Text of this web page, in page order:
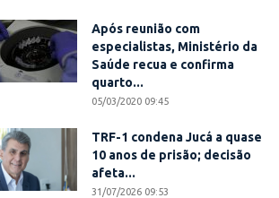
Após reunião com
especialistas, Ministério da
Saúde recua e confirma
quarto...
05/03/2020 09:45
TRF-1 condena Jucá a quase
10 anos de prisão; decisão
afeta...
31/07/2026 09:53